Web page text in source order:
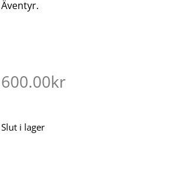
Äventyr.
600.00kr
Slut i lager